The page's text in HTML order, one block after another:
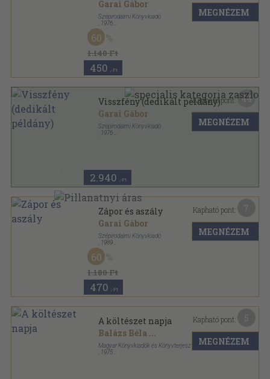
Garai Gábor
Szépirodalmi Könyvkiadó
1976
Fűzött kemény papírkötés
1.140 Ft
60
450 ,-Ft
MEGNÉZEM
Visszfény (dedikált példány)
Garai Gábor
Szépirodalmi Könyvkiadó
1976
2.940 ,-Ft
Kapható pont: 44
MEGNÉZEM
Zápor és aszály
Garai Gábor
Szépirodalmi Könyvkiadó
1989
Vászon
1.180 Ft
60
470 ,-Ft
Kapható pont:
MEGNÉZEM
A költészet napja
Balázs Béla ...
Magyar Könyvkiadók és Könyvterjesztők Egyesülete
1975
Kapható pont:
MEGNÉZEM